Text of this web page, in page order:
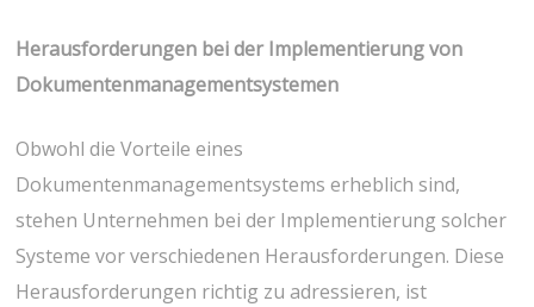
Herausforderungen bei der Implementierung von
Dokumentenmanagementsystemen
Obwohl die Vorteile eines
Dokumentenmanagementsystems erheblich sind,
stehen Unternehmen bei der Implementierung solcher
Systeme vor verschiedenen Herausforderungen. Diese
Herausforderungen richtig zu adressieren, ist